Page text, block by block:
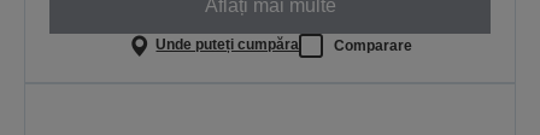
Aflați mai multe
Unde puteți cumpăra Comparare